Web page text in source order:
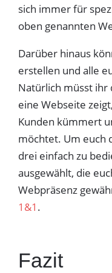
sich immer für
oben genannten
Darüber hinaus
erstellen und alle
Natürlich müsst ihr
eine Webseite
Kunden kümmert
möchtet. Um euch
drei einfach zu
ausgewählt, die
Webpräsenz
1&1 .
Fazit